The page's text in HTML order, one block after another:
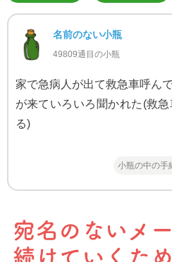
名前のない小瓶
49809通目の小瓶
家で急病人が出て救急車呼ん
が来ていろいろ聞かれた(救
る)
小瓶の中の手